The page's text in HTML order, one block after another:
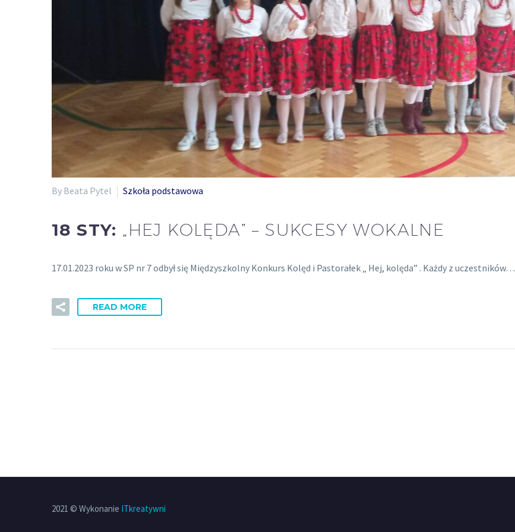
By Beata Pytel Szkoła podstawowa
18 STY: „HEJ KOLĘDA” – SUKCESY WOKALNE
17.01.2023 roku w SP nr 7 odbył się Międzyszkolny Konkurs Kolęd i Pastorałek „ Hej, kolęda” . Każdy z uczestników…
READ MORE
2021 © Wykonanie ITkreatywni